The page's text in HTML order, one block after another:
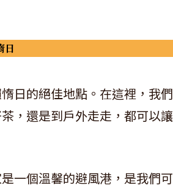
日
日的絕佳地點。在這裡，我們
，還是到戶外走走，都可以讓
一個溫馨的避風港，是我們可